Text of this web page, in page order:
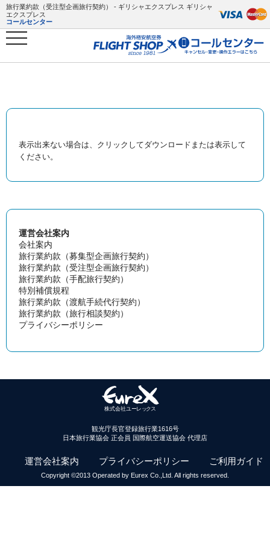
旅行業約款（受注型企画旅行契約） - ギリシャエクスプレス ギリシャ
エクスプレス
コールセンター
表示出来ない場合は、クリックしてダウンロードまたは表示して
ください。
運営会社案内
会社案内
旅行業約款（募集型企画旅行契約）
旅行業約款（受注型企画旅行契約）
旅行業約款（手配旅行契約）
特別補償規程
旅行業約款（渡航手続代行契約）
旅行業約款（旅行相談契約）
プライバシーポリシー
観光庁長官登録旅行業1616号
日本旅行業協会 正会員 国際航空運送協会 代理店
運営会社案内 プライバシーポリシー ご利用ガイド
Copyright ©2013 Operated by Eurex Co.,Ltd. All rights reserved.